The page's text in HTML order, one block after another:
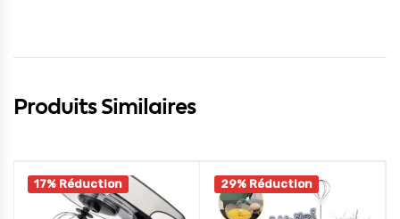
Produits Similaires
17% Réduction 29% Réduction